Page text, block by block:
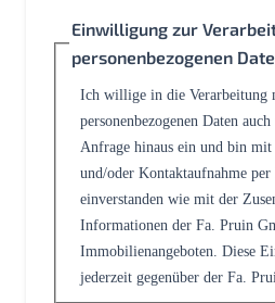
Einwilligung zur
personenbezogenen
Ich willige in die Verarbeitung
personenbezogenen Daten
Anfrage hinaus ein und bin mit
und/oder Kontaktaufnahme
einverstanden wie mit der
Informationen der Fa. Pruin
Immobilienangeboten. Diese
jederzeit gegenüber der Fa.